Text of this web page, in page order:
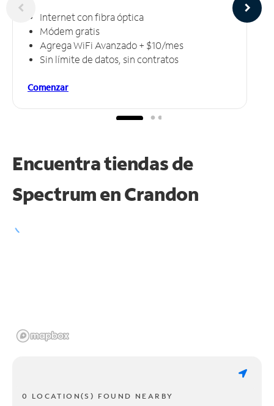
Internet con fibra óptica
Módem gratis
Agrega WiFi Avanzado + $10/mes
Sin límite de datos, sin contratos
Comenzar
Encuentra tiendas de
Spectrum enCrandon
0 LOCATION(S) FOUND NEARBY